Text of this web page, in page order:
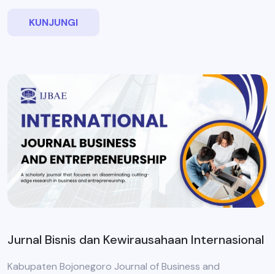
KUNJUNGI
Jurnal Bisnis dan Kewirausahaan Internasional
Kabupaten Bojonegoro Journal of Business and